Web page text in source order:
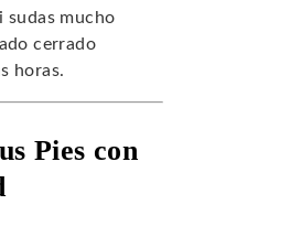
sudas mucho
cerrado
horas.
Pies con